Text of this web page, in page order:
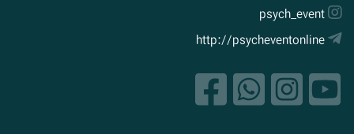
psych_event
http://psycheventonline